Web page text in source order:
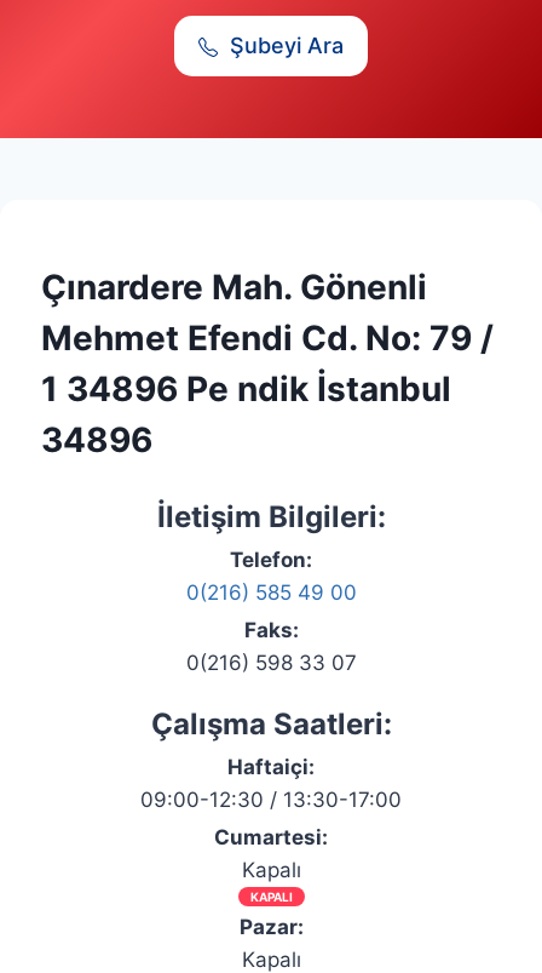
Şubeyi Ara
Çınardere Mah. Gönenli
Mehmet Efendi Cd. No: 79 /
1 34896 Pe ndik İstanbul
34896
İletişim Bilgileri:
Telefon:
0(216) 585 49 00
Faks:
0(216) 598 33 07
Çalışma Saatleri:
Haftaiçi:
09:00-12:30 / 13:30-17:00
Cumartesi:
Kapalı
KAPALI
Pazar:
Kapalı